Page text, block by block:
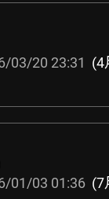
03/20 23:31 (4
01/03 01:36 (7